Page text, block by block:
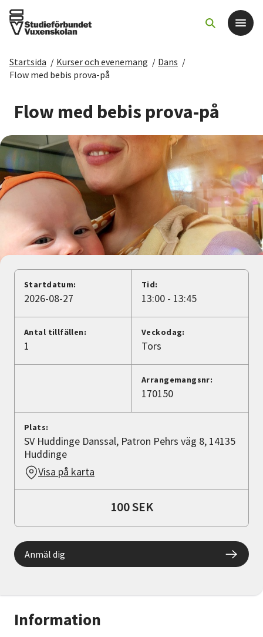
Det här gör vi
För dig som
Sök kurser och evenemang
Om SV
Starta studiecirkel
Cirkelledare
Nyheter
Avdelningar
Lyssna
Startsida / Kurser och evenemang / Dans /
Flow med bebis prova-på
Flow med bebis prova-på
Information
Startdatum:
2026-08-27
Tid:
13:00 - 13:45
Antal tillfällen:
1
Veckodag:
Tors
Arrangemangsnr:
170150
Plats:
SV Huddinge Danssal, Patron Pehrs väg 8, 14135
Huddinge
Visa på karta
100 SEK
Anmäl dig